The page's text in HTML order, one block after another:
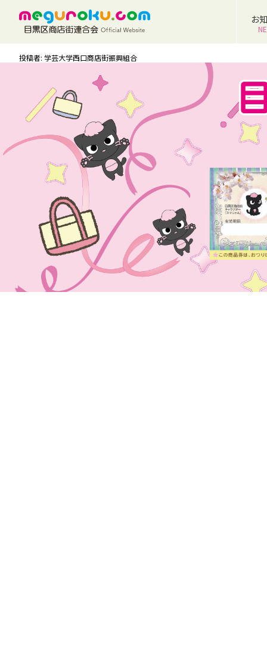
お
投稿者: 学芸大学西口商店街振興組合